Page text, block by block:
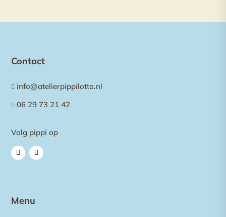
Contact
 info@atelierpippilotta.nl
 06 29 73 21 42
Volg pippi op
Menu